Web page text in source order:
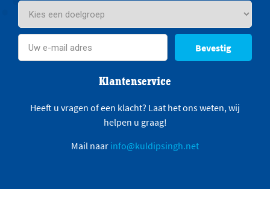
Bevestig
Klantenservice
Heeft u vragen of een klacht? Laat het ons weten, wij
helpen u graag!
Mail naar info@kuldipsingh.net